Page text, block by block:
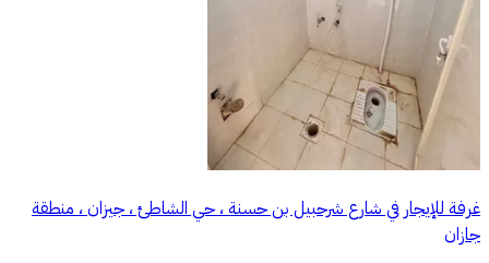
غرفة للإيجار في شارع شرحبيل بن حسنة ، حي الشاطئ ، جيزان ، منطقة
جازان